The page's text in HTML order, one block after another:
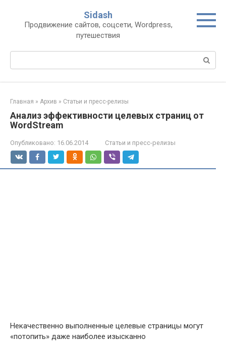
контенту
Sidash
Продвижение сайтов, соцсети, Wordpress,
путешествия
Главная » Архив » Статьи и пресс-релизы
Анализ эффективности целевых страниц от
WordStream
Опубликовано: 16.06.2014 Статьи и пресс-релизы
Некачественно выполненные целевые страницы могут
«потопить» даже наиболее изысканно